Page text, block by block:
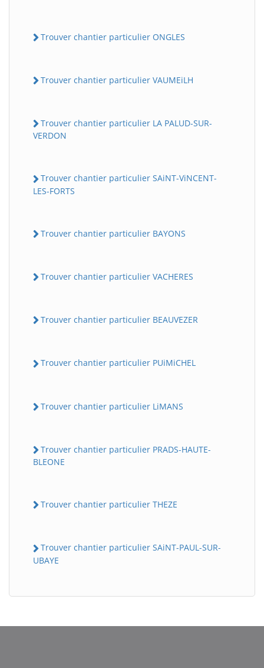
Trouver chantier particulier ONGLES
Trouver chantier particulier VAUMEiLH
Trouver chantier particulier LA PALUD-SUR-
VERDON
Trouver chantier particulier SAiNT-ViNCENT-
LES-FORTS
Trouver chantier particulier BAYONS
Trouver chantier particulier VACHERES
Trouver chantier particulier BEAUVEZER
Trouver chantier particulier PUiMiCHEL
Trouver chantier particulier LiMANS
Trouver chantier particulier PRADS-HAUTE-
BLEONE
Trouver chantier particulier THEZE
Trouver chantier particulier SAiNT-PAUL-SUR-
UBAYE
BatiWebPro